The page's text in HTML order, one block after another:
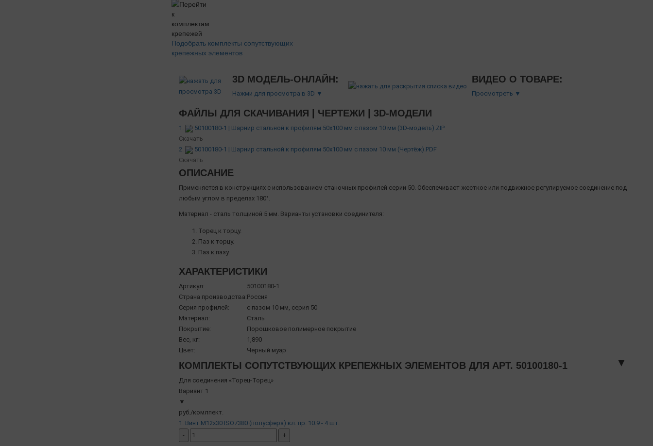
Подобрать комплекты сопутствующих
крепежных элементов
3D МОДЕЛЬ-ОНЛАЙН:
Нажми для просмотра в 3D ▼
ВИДЕО О ТОВАРЕ:
Просмотреть ▼
ФАЙЛЫ ДЛЯ СКАЧИВАНИЯ | ЧЕРТЕЖИ | 3D-МОДЕЛИ
1.
50100180-1 | Шарнир стальной к профилям 50х100 мм с пазом 10 мм (3D-модель).ZIP
Скачать
2.
50100180-1 | Шарнир стальной к профилям 50х100 мм с пазом 10 мм (Чертёж).PDF
Скачать
ОПИСАНИЕ
Применяется в конструкциях с использованием станочных профилей серии 50. Обеспечивает жесткое или подвижное регулируемое соединение под
любым углом в пределах 180°.
Материал - сталь толщиной 5 мм. Варианты установки соединителя:
Торец к торцу.
Паз к торцу.
Паз к пазу.
ХАРАКТЕРИСТИКИ
Артикул:
50100180-1
Страна производства:Россия
Серия профилей:
с пазом 10 мм, серия 50
Материал:
Сталь
Покрытие:
Порошковое полимерное покрытие
Вес, кг:
1,890
Цвет:
Черный муар
КОМПЛЕКТЫ СОПУТСТВУЮЩИХ КРЕПЕЖНЫХ ЭЛЕМЕНТОВ ДЛЯ АРТ. 50100180-1 ▼
Для соединения «Торец-Торец»
Вариант 1
▼
руб./комлпект.
1. Винт М12х30 ISO7380 (полусфера) кл. пр. 10.9 - 4 шт.
-
+